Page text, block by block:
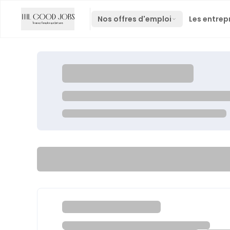
Nos offres d'emploi Les